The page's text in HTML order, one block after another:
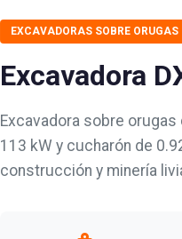
EXCAVADORAS SOBRE ORUGAS
Excavadora
Excavadora sobre
113 kW y cucharón de
construcción y minería